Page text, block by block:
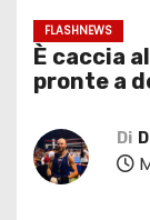
FLASHNEWS
È caccia
pronte a
Di